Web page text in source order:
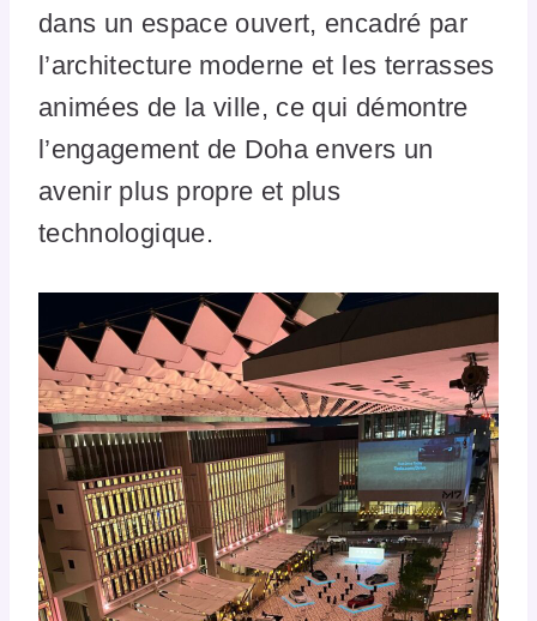
dans un espace ouvert, encadré par
l’architecture moderne et les terrasses
animées de la ville, ce qui démontre
l’engagement de Doha envers un
avenir plus propre et plus
technologique.